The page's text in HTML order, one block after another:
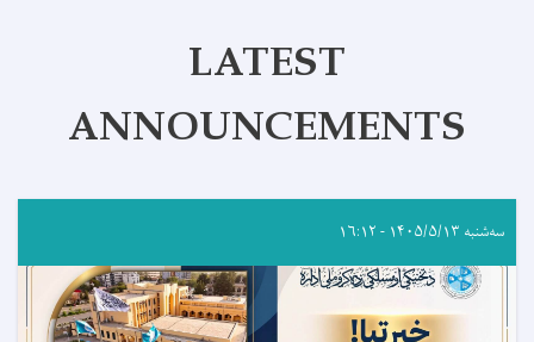
LATEST
ANNOUNCEMENTS
سه‌شنبه ۱۴۰۵/۵/۱۳ - ۱۶:۱۲